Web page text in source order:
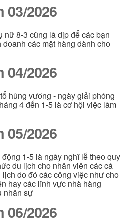
03/2026
nữ 8-3 cũng là dịp để các bạn
các mặt hàng dành cho
04/2026
hùng vương - ngày giải phóng
4 đến 1-5 là cơ hội việc làm
05/2026
1-5 là ngày nghĩ lễ theo quy
du lịch cho nhân viên các cá
do đó các công việc như cho
hay các lĩnh vực nhà hàng
nhân sự
06/2026